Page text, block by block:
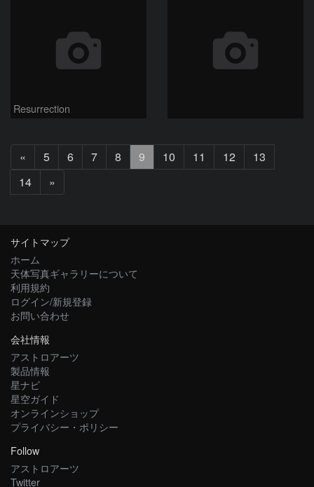
Resurrection
«
へ
5 6 7 8 9 10 11 12
13
14
»
へ
サイトマップ
ホーム
天体写真ギャラリーについて
利用規約
ログイン/新規登録
お問い合わせ
会社情報
アストロアーツ
製品情報
星ナビ
星空ガイド
オンラインショップ
プライバシー・ポリシー
Follow
アストロアーツ
Twitter